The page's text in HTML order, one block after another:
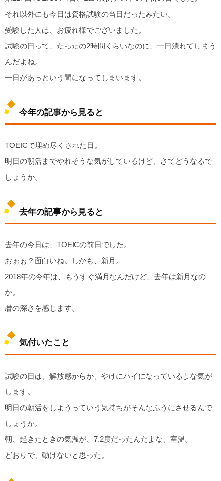
それ以外にも今日は資格試験の当日だったみたい。
受験した人は、お疲れ様でございました。
試験の日って、たったの2時間くらいなのに、一日潰れてしまう
んだよね。
一日があっという間になってしまいます。
今年の記事から見ると
TOEICで埋め尽くされた日。
明日の朝活までやれそうな気がしているけど、さてどうなるで
しょうか。
去年の記事から見ると
去年の今日は、TOEICの前日でした。
おぉぉ？面白いね。しかも、新月。
2018年の今年は、もうすぐ満月なんだけど、去年は新月なの
か。
暦の深さを感じます。
気付いたこと
試験の日は、解放感からか、やけにハイになっているよな気が
します。
明日の朝活をしようっていう気持ちがそんなふうにさせるんで
しょうか。
朝、起きたときの気温が、7.2度だったんだよな、室温。
どおりで、動けないと思った。